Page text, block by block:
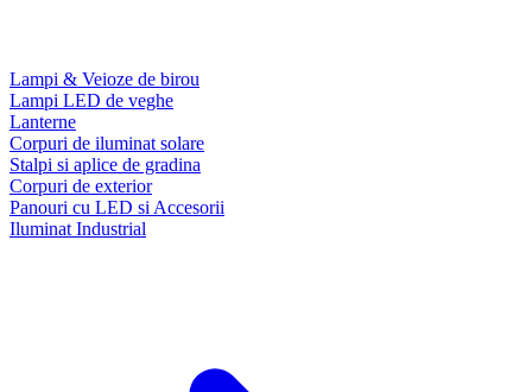
Lampi & Veioze de birou
Lampi LED de veghe
Lanterne
Corpuri de iluminat solare
Stalpi si aplice de gradina
Corpuri de exterior
Panouri cu LED si Accesorii
Iluminat Industrial